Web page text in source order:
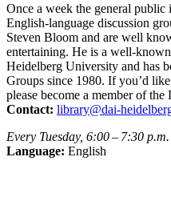
Once a week the general
English-language discussion
Steven Bloom and are well
entertaining. He is a well-
Heidelberg University and has
Groups since 1980. If you’d
please become a member of
Contact: library@dai-
Every Tuesday, 6:00 – 7:30 p.m.
Language: English